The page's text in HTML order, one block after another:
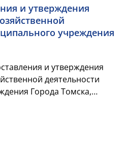
и утверждения
учреждения
и утверждения
деятельности
Города Томска,